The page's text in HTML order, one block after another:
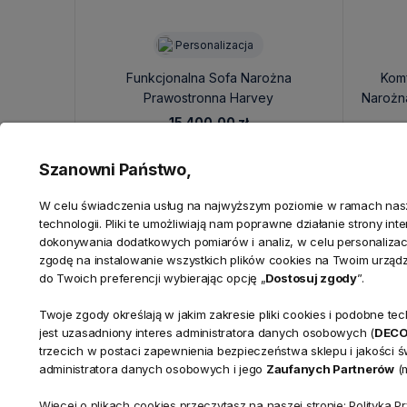
Personalizacja
Funkcjonalna Sofa Narożna
Prawostronna Harvey
260x380x160x83cm - Personalizacja
15 400,00 zł
KONTAKT
Realizacja zamówień
+ 48 721 772 234
Doradztwo produktowe Showroom
ul. Bielska
Szanowni Państwo,
W celu świadczenia usług na najwyższym poziomie w ramach
technologii. Pliki te umożliwiają nam poprawne działanie strony
dokonywania dodatkowych pomiarów i analiz, w celu
zgodę na instalowanie wszystkich plików cookies na Twoim
do Twoich preferencji wybierając opcję „Dostosuj zgody”.
Twoje zgody określają w jakim zakresie pliki cookies i podobne
jest uzasadniony interes administratora danych osobowych (
trzecich w postaci zapewnienia bezpieczeństwa sklepu i jakości
administratora danych osobowych i jego Zaufanych Partnerów